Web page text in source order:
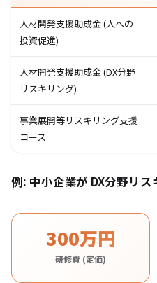
人材開発支援助成金 (人への
投資促進)
人材開発支援助成金 (DX分野
リスキリング)
事業展開等リスキリング支援
コース
例: 中小企業が DX分野リ
300万円
研修費 (定価)